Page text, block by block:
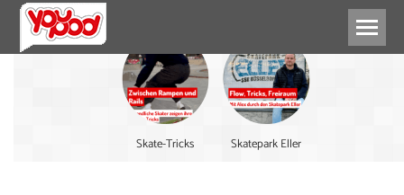
Skate-Tricks Skatepark Eller